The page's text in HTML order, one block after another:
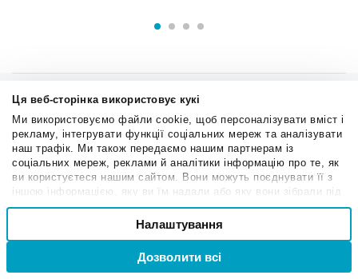
Ця веб-сторінка використовує кукі
Ми використовуємо файли cookie, щоб персоналізувати вміст і
рекламу, інтегрувати функції соціальних мереж та аналізувати
наш трафік. Ми також передаємо нашим партнерам із
соціальних мереж, реклами й аналітики інформацію про те, як
ви користуєтеся нашим сайтом. Вони можуть поєднувати її з
іншою інформацією, яку ви їм надали або яку вони зібрали під
час вашого користування їхніми службами.
Вибір
Привілейовані
Налаштування
Дозволити всі
Підписуйтесь
Хочете дізнатися більше про інтернет-маркетинг?
Перегляньте наші сторінки в соціальних мережах